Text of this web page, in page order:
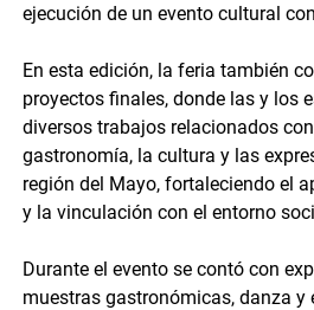
ejecución de un evento cultural
En esta edición, la feria también
proyectos finales, donde las y los
diversos trabajos relacionados
gastronomía, la cultura y las
región del Mayo, fortaleciendo el
y la vinculación con el entorno
Durante el evento se contó con
muestras gastronómicas, danza y